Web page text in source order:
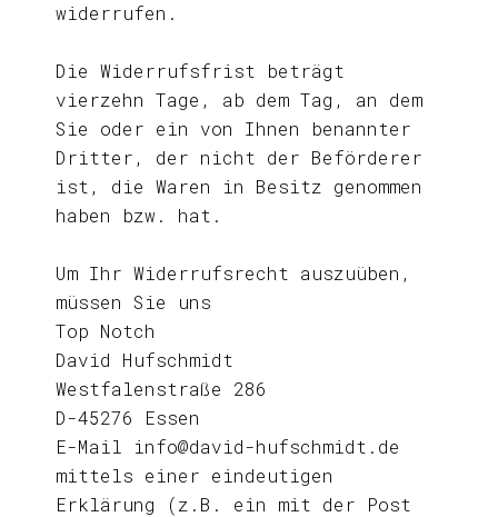
widerrufen.
Die Widerrufsfrist beträgt
vierzehn Tage, ab dem Tag, an dem
Sie oder ein von Ihnen benannter
Dritter, der nicht der Beförderer
ist, die Waren in Besitz genommen
haben bzw. hat.
Um Ihr Widerrufsrecht auszuüben,
müssen Sie uns
Top Notch
David Hufschmidt
Westfalenstraße 286
D-45276 Essen
E-Mail info@david-hufschmidt.de
mittels einer eindeutigen
Erklärung (z.B. ein mit der Post